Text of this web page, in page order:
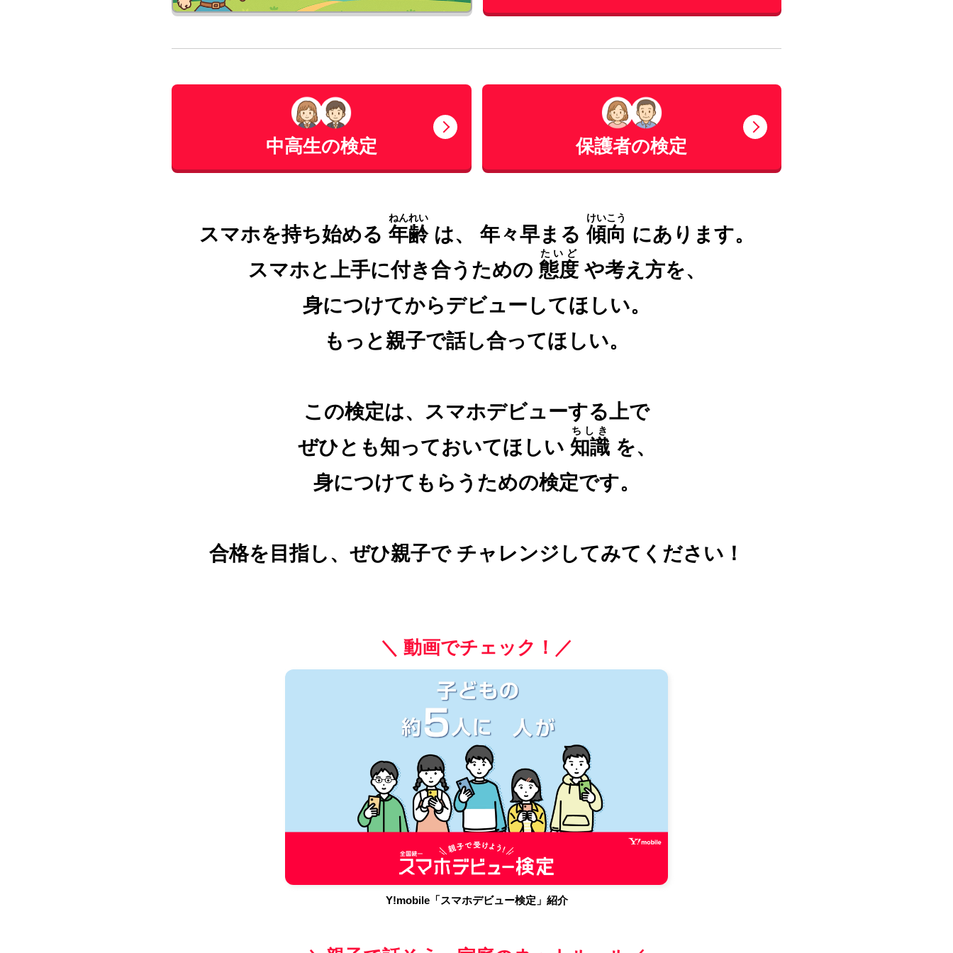
中高生の検定 保護者の検定
スマホを持ち始める 年齢
ねんれい
は、 年々早まる傾向
けいこう
にあります。
スマホと上手に付き合うための 態度
たいど
や考え方を、
身につけてからデビューしてほしい。
もっと親子で話し合ってほしい。
この検定は、スマホデビューする上で
ぜひとも知っておいてほしい 知識
ちしき
を、
身につけてもらうための検定です。
合格を目指し、ぜひ親子で チャレンジしてみてください！
＼ 動画でチェック！／
Y!mobile「スマホデビュー検定」紹介